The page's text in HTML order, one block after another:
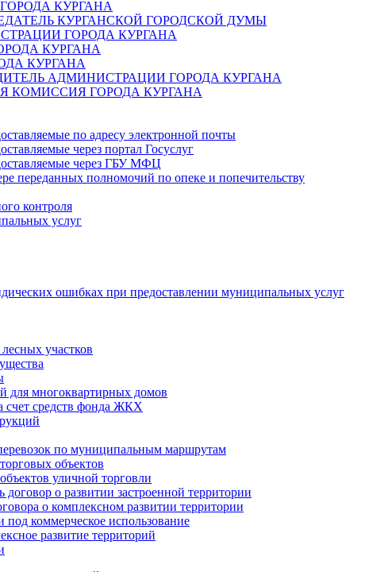
КУРГАНА
КУРГАНСКОЙ ГОРОДСКОЙ ДУМЫ
ГОРОДА КУРГАНА
КУРГАНА
КУРГАНА
АДМИНИСТРАЦИИ ГОРОДА КУРГАНА
КОМИССИЯ ГОРОДА КУРГАНА
по адресу электронной почты
через портал Госуслуг
через ГБУ МФЦ
переданных полномочий по опеке и попечительству
контроля
услуг
ошибках при предоставлении муниципальных услуг
участков
для многоквартирных домов
счет средств фонда ЖКХ
по муниципальным маршрутам
объектов
уличной торговли
о развитии застроенной территории
о комплексном развитии территории
коммерческое использование
развитие территорий